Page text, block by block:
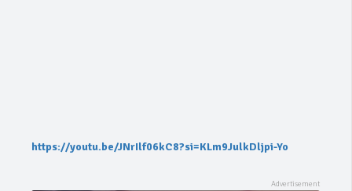
https://youtu.be/JNrIlf06kC8?si=KLm9JulkDljpi-Yo